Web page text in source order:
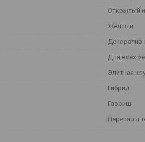
Открытый
Желтый
Для всех
Элитная
Гибрид
Гавриш
Перепады